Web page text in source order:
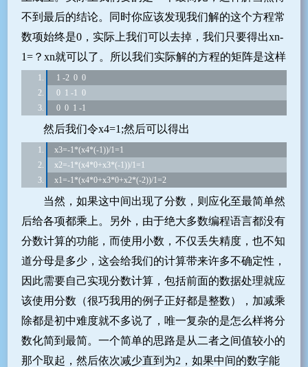
不到最后的结论。同时你应该发现我们解的这个方程常
数项始终是0，实际上我们可以去掉，我们只要得出xn-
1=？xn就可以了。所以我们实际解的方程的矩阵是这样
1 -2  0  0
0  1 -1  0
0  0  1 -1
然后我们令x4=1;然后可以得出
x3=-1*(x4*(-1))/1=1
x2=-1*(x4*0+x3*(-1))/1=1
x1=-1*(x4*0+x3*0+x2*(-2))/1=2
当然，如果这中间出现了分数，则应化至最简单然
后给各项都乘上。另外，由于绝大多数编程语言都没有
分数计算的功能，而使用小数，不仅丢失精度，也不知
道分母是多少，这会给我们的计算带来许多不确定性，
因此需要自己实现分数计算，包括前面的数据处理就应
该使用分数（很巧我用的例子正好都是整数），加减乘
除都是初中难度就不多说了，唯一复杂的是怎么样将分
数化简到最简。一个简单的思路是从二者之间值较小的
那个取起，然后依次减少直到为2，如果中间的数字能